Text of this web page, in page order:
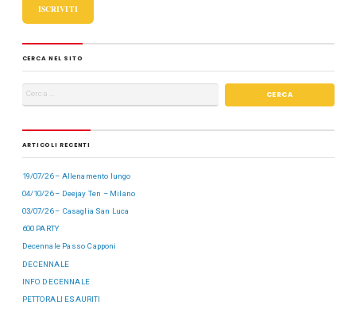
o
k
n
ISCRIVITI
CERCA NEL SITO
ARTICOLI RECENTI
19/07/26 – Allenamento lungo
04/10/26 – Deejay Ten – Milano
03/07/26 – Casaglia San Luca
600 PARTY
Decennale Passo Capponi
DECENNALE
INFO DECENNALE
PETTORALI ESAURITI